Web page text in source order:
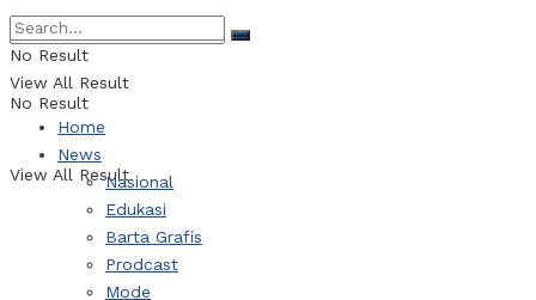
No Result
View All Result
No Result
View All Result
Home
News
Nasional
Edukasi
Barta Grafis
Prodcast
Mode